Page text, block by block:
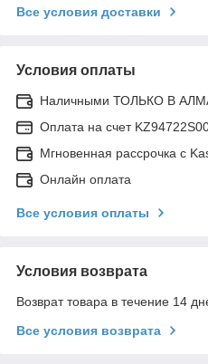
Все условия доставки
Условия оплаты
Наличными ТОЛЬКО В
Оплата на счет
Мгновенная рассрочка с
Онлайн оплата
Все условия оплаты
Условия возврата
Возврат товара в течение 14
Все условия возврата